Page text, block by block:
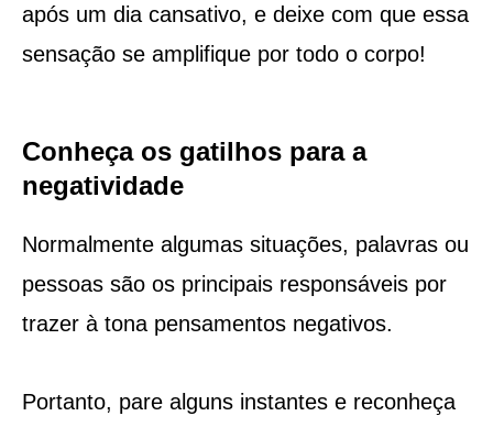
após um dia cansativo, e deixe com que essa
sensação se amplifique por todo o corpo!
Conheça os gatilhos para a
negatividade
Normalmente algumas situações, palavras ou
pessoas são os principais responsáveis por
trazer à tona pensamentos negativos.
Portanto, pare alguns instantes e reconheça